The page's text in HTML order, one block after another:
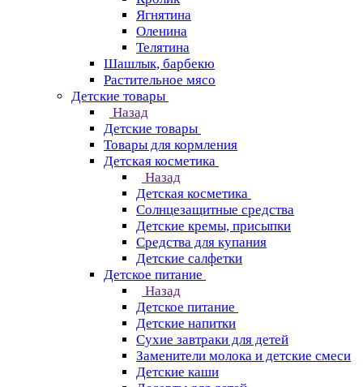
Ягнятина
Оленина
Телятина
Шашлык, барбекю
Растительное мясо
Детские товары
Назад
Детские товары
Товары для кормления
Детская косметика
Назад
Детская косметика
Солнцезащитные средства
Детские кремы, присыпки
Средства для купания
Детские салфетки
Детское питание
Назад
Детское питание
Детские напитки
Сухие завтраки для детей
Заменители молока и детские смеси
Детские каши